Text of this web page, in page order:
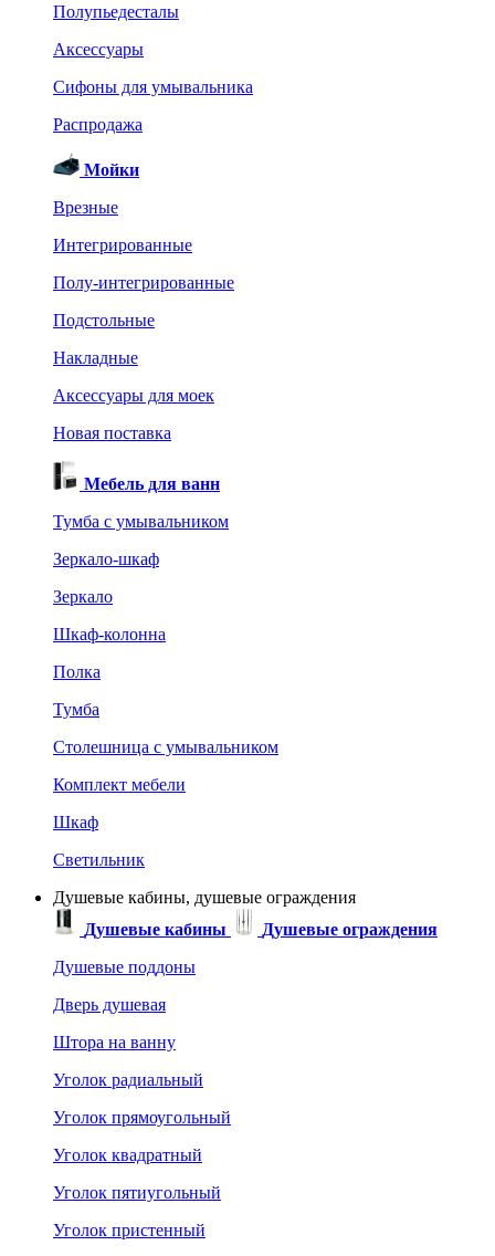
Полупьедесталы
Аксессуары
Сифоны для умывальника
Распродажа
Мойки
Врезные
Интегрированные
Полу-интегрированные
Подстольные
Накладные
Аксессуары для моек
Новая поставка
Мебель для ванн
Тумба с умывальником
Зеркало-шкаф
Зеркало
Шкаф-колонна
Полка
Тумба
Столешница с умывальником
Комплект мебели
Шкаф
Светильник
Душевые кабины, душевые ограждения
Душевые кабины
Душевые ограждения
Душевые поддоны
Дверь душевая
Штора на ванну
Уголок радиальный
Уголок прямоугольный
Уголок квадратный
Уголок пятиугольный
Уголок пристенный